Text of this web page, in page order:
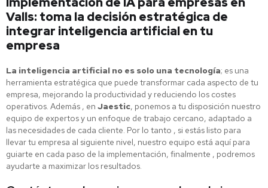
Valls: toma la decisión estratégica de
integrar inteligencia artificial en tu
empresa
La inteligencia artificial no es solo una tecnología; es una
herramienta estratégica que puede transformar cada aspecto de tu
empresa, mejorando la productividad y reduciendo los costes
operativos. Además , en Jaestic, ponemos a tu disposición nuestro
equipo de expertos y un enfoque de trabajo cercano, adaptado a
las necesidades de cada cliente. Por lo tanto , si estás listo para
llevar tu empresa al siguiente nivel, nuestro equipo está aquí para
guiarte en cada paso de la implementación, finalmente , podremos
ayudarte a maximizar los resultados.